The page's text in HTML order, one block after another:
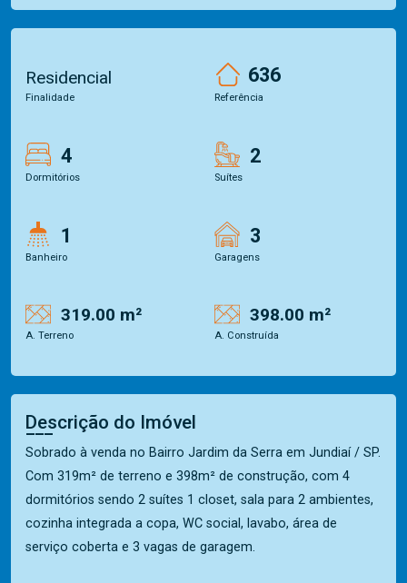
Residencial
Finalidade
636
Referência
4
Dormitórios
2
Suítes
1
Banheiro
3
Garagens
319.00 m²
A. Terreno
398.00 m²
A. Construída
Descrição do Imóvel
Sobrado à venda no Bairro Jardim da Serra em Jundiaí / SP.
Com 319m² de terreno e 398m² de construção, com 4
dormitórios sendo 2 suítes 1 closet, sala para 2 ambientes,
cozinha integrada a copa, WC social, lavabo, área de
serviço coberta e 3 vagas de garagem.